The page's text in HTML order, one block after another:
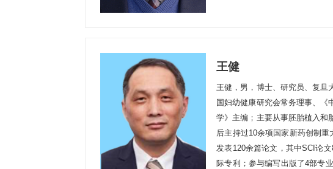
王健
王健，男，博士、研究员、复旦
国妇幼健康研究会常务理事、《
学》主编；主要从事胚胎植入和
后主持过10余项国家新药创制
发表120余篇论文，其中SCI论
际专利；参与编写出版了4部专